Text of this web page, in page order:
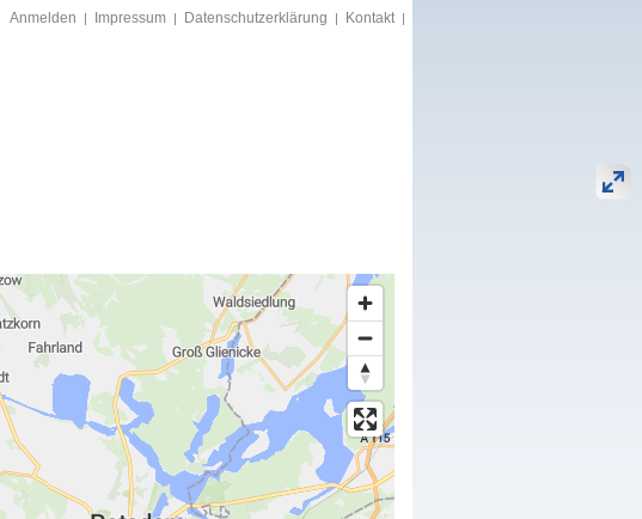
Anmelden | Impressum | Datenschutzerklärung | Kontakt |